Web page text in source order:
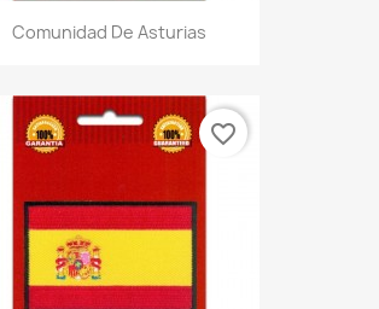
Comunidad De Asturias
favorite_border